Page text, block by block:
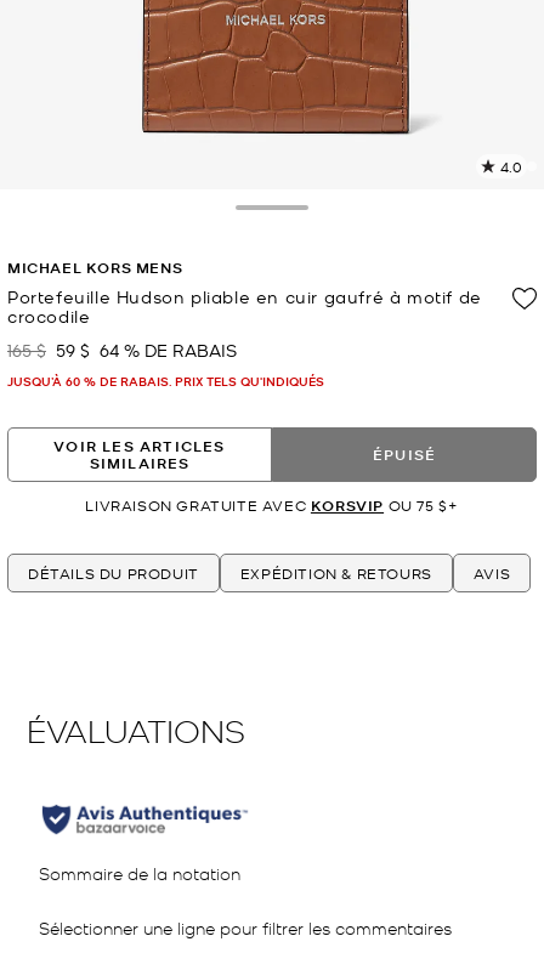
4.0
MICHAEL KORS MENS
Portefeuille Hudson pliable en cuir gaufré à motif de
crocodile
était
165 $ maintenant
59 $ 64 % DE RABAIS
JUSQU’À 60 % DE RABAIS. PRIX TELS QU'INDIQUÉS
VOIR LES ARTICLES
SIMILAIRES
ÉPUISÉ
LIVRAISON GRATUITE AVEC KORSVIP OU 75 $+
DÉTAILS DU PRODUIT EXPÉDITION & RETOURS AVIS